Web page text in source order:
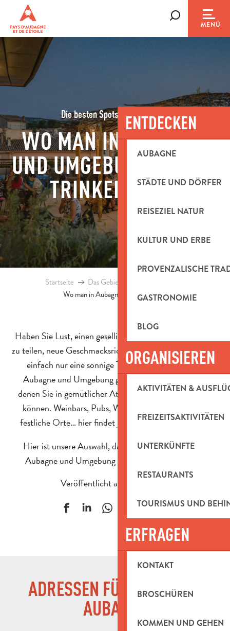
contenu
principal
MENÜ
ENTDECKEN
AUBAGNE
STÄDTE UND DÖRFER
REISEZIEL NATUR
KULTUR UND ERBE
PROVENZALISCHE
GASTRONOMIE
BLOG
ORGANISIEREN
AKTIVITÄTEN &
FREIZEITSAKTIVITÄTEN
UNTERKÜNFTE
RESTAURANTS
TOURISMUS UND
ERFRAGEN
KONTAKT
BROSCHÜREN
KOMMEN UND GEHEN
Die besten Spots zum Anstoßen
WO MAN IN AUBAGNE
UND UMGEBUNG ETWAS
TRINKEN KANN
Startseite Das Gebiet entdecken
Wo man in Aubagne etwas trinken kann
Haben Sie Lust, einen geselligen Moment mit Freunden
zu teilen, neue Geschmacksrichtungen zu entdecken oder
einfach nur eine sonnige Terrasse zu genießen? In
Aubagne und Umgebung gibt es unzählige Orte, an
denen Sie in gemütlicher Atmosphäre ein Glas trinken
können. Weinbars, Pubs, Weinkeller, atypische oder
festliche Orte… hier findet jeder seine ideale Adresse.
Hier ist unsere Auswahl, damit Sie wissen, wo Sie in
Aubagne und Umgebung ein Glas trinken können.
Veröffentlicht am 2 Mai 2026
Ajouter aux
ADRESSEN FÜR DRINKS IN
AUBAGNE